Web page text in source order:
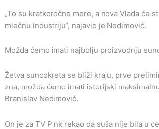
„To su kratkoročne mere, a nova Vlada će
mlečnu industriju“, najavio je Nedimović.
Možda ćemo imati najbolju proizvodnju
Žetva suncokreta se bliži kraju, prve
zna, možda ćemo imati istorijski
Branislav Nedimović.
On je za TV Pink rekao da suša nije bila u